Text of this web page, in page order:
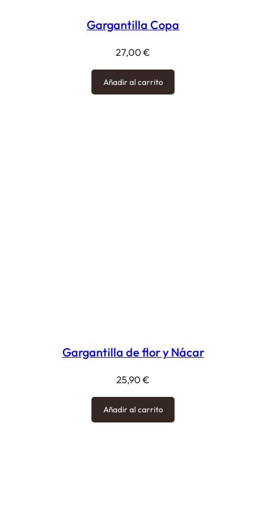
Gargantilla Copa
27,00 €
Añadir al carrito
Gargantilla de flor y Nácar
25,90 €
Añadir al carrito